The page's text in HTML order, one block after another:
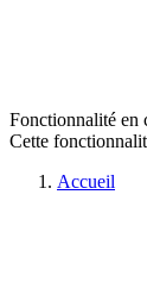
Fonctionnalité en
Cette
Accueil